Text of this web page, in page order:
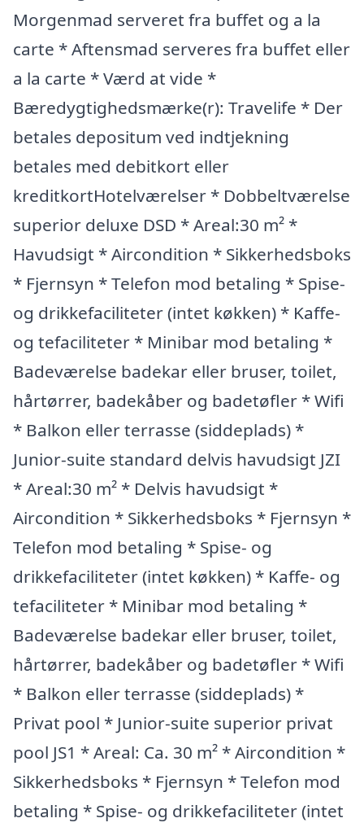
Morgenmad serveret fra buffet og a la
carte * Aftensmad serveres fra buffet eller
a la carte * Værd at vide *
Bæredygtighedsmærke(r): Travelife * Der
betales depositum ved indtjekning
betales med debitkort eller
kreditkortHotelværelser * Dobbeltværelse
superior deluxe DSD * Areal:30 m² *
Havudsigt * Aircondition * Sikkerhedsboks
* Fjernsyn * Telefon mod betaling * Spise-
og drikkefaciliteter (intet køkken) * Kaffe-
og tefaciliteter * Minibar mod betaling *
Badeværelse badekar eller bruser, toilet,
hårtørrer, badekåber og badetøfler * Wifi
* Balkon eller terrasse (siddeplads) *
Junior-suite standard delvis havudsigt JZI
* Areal:30 m² * Delvis havudsigt *
Aircondition * Sikkerhedsboks * Fjernsyn *
Telefon mod betaling * Spise- og
drikkefaciliteter (intet køkken) * Kaffe- og
tefaciliteter * Minibar mod betaling *
Badeværelse badekar eller bruser, toilet,
hårtørrer, badekåber og badetøfler * Wifi
* Balkon eller terrasse (siddeplads) *
Privat pool * Junior-suite superior privat
pool JS1 * Areal: Ca. 30 m² * Aircondition *
Sikkerhedsboks * Fjernsyn * Telefon mod
betaling * Spise- og drikkefaciliteter (intet